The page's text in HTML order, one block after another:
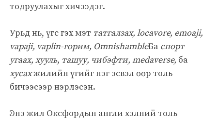
тодруулахыг хичээдэг.
Урьд нь, үгс гэх мэт татгалзах, locavore, emoaji,
vapaji, vaplin-горим, OmnishambleБа спорт
угаах, хууль, ташуу, чибэфти, medaverse, ба
хусахжилийн үгийг нэг эсвэл өөр толь
бичээсээр нэрлэсэн.
Энэ жил Оксфордын англи хэлний толь